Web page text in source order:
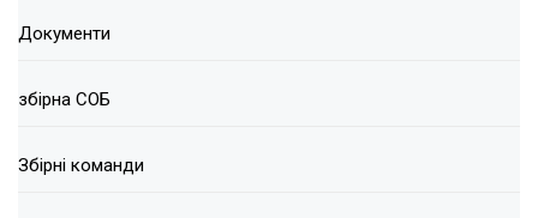
Документи
збірна СОБ
Збірні команди